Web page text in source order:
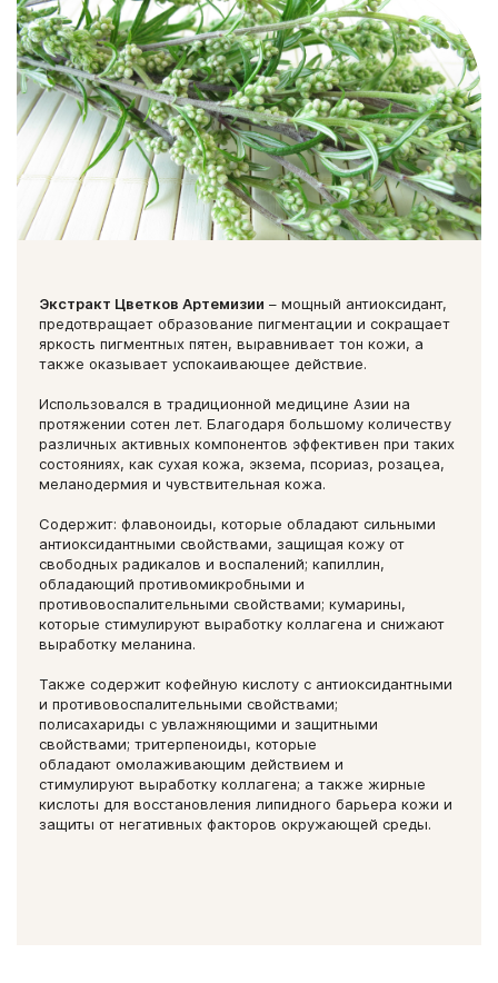
Экстракт Цветков Артемизии – мощный антиоксидант,
предотвращает образование пигментации и сокращает
яркость пигментных пятен, выравнивает тон кожи, а
также оказывает успокаивающее действие.
Использовался в традиционной медицине Азии на
протяжении сотен лет. Благодаря большому количеству
различных активных компонентов эффективен при таких
состояниях, как сухая кожа, экзема, псориаз, розацеа,
меланодермия и чувствительная кожа.
Содержит: флавоноиды, которые обладают сильными
антиоксидантными свойствами, защищая кожу от
свободных радикалов и воспалений; капиллин,
обладающий противомикробными и
противовоспалительными свойствами; кумарины,
которые стимулируют выработку коллагена и снижают
выработку меланина.
Также содержит кофейную кислоту с антиоксидантными
и противовоспалительными свойствами;
полисахариды с увлажняющими и защитными
свойствами; тритерпеноиды, которые
обладают омолаживающим действием и
стимулируют выработку коллагена; а также жирные
кислоты для восстановления липидного барьера кожи и
защиты от негативных факторов окружающей среды.